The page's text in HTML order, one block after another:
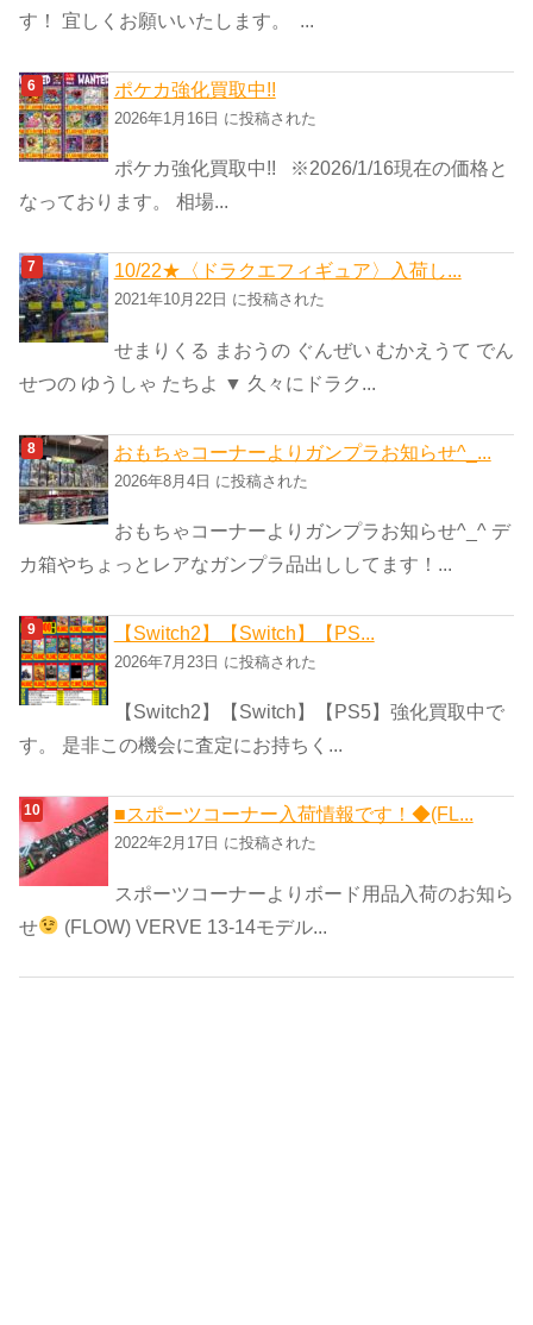
す！ 宜しくお願いいたします。 ...
ポケカ強化買取中!!
2026年1月16日 に投稿された
ポケカ強化買取中!! ※2026/1/16現在の価格と
なっております。 相場...
10/22★〈ドラクエフィギュア〉入荷し...
2021年10月22日 に投稿された
せまりくる まおうの ぐんぜい むかえうて でん
せつの ゆうしゃ たちよ ▼ 久々にドラク...
おもちゃコーナーよりガンプラお知らせ^_...
2026年8月4日 に投稿された
おもちゃコーナーよりガンプラお知らせ^_^ デ
カ箱やちょっとレアなガンプラ品出ししてます！...
【Switch2】【Switch】【PS...
2026年7月23日 に投稿された
【Switch2】【Switch】【PS5】強化買取中で
す。 是非この機会に査定にお持ちく...
■スポーツコーナー入荷情報です！◆(FL...
2022年2月17日 に投稿された
スポーツコーナーよりボード用品入荷のお知ら
せ
(FLOW) VERVE 13-14モデル...